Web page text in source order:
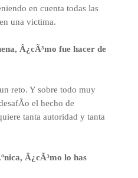
en cuenta todas las
una victima.
Â¿cÃ³mo fue hacer de
reto. Y sobre todo muy
el hecho de
tanta autoridad y tanta
Â¿cÃ³mo lo has